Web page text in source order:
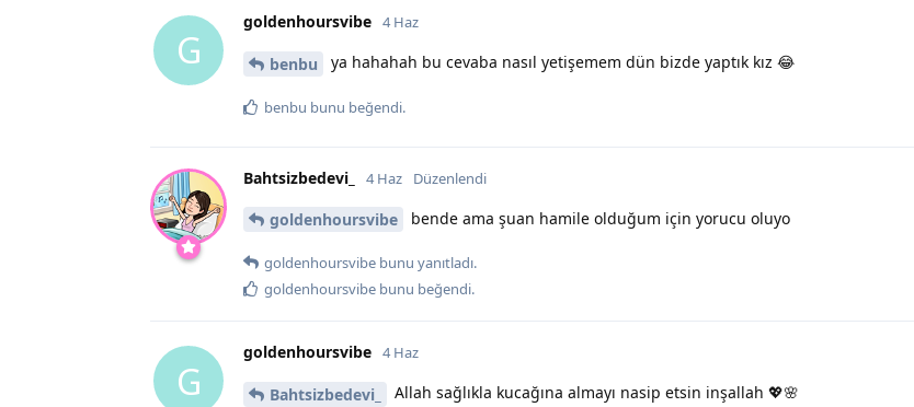
G
goldenhoursvibe 4 Haz
benbu ya hahahah bu cevaba nasıl yetişemem dün bizde yaptık kız 😂
benbu bunu beğendi.
Bahtsizbedevi_ 4 Haz Düzenlendi
goldenhoursvibe bende ama şuan hamile olduğum için yorucu oluyo
goldenhoursvibe bunu yanıtladı.
goldenhoursvibe bunu beğendi.
G
goldenhoursvibe 4 Haz
Bahtsizbedevi_ Allah sağlıkla kucağına almayı nasip etsin inşallah 💖🌸